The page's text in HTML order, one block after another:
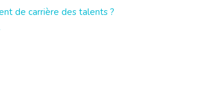
de carrière des talents ?